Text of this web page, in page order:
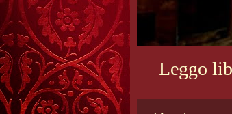
Leggo